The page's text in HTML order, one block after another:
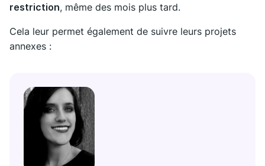
restriction, même des mois plus tard.
Cela leur permet également de suivre leurs projets
annexes :